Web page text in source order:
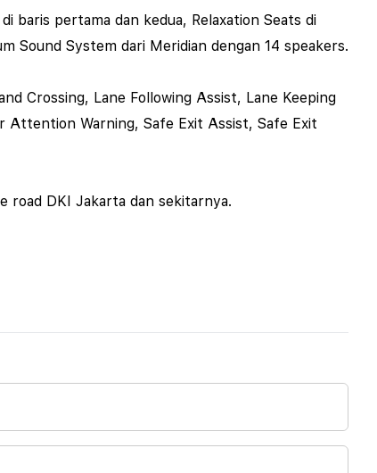
baris pertama dan kedua, Relaxation Seats di
Sound System dari Meridian dengan 14 speakers.
Crossing, Lane Following Assist, Lane Keeping
Attention Warning, Safe Exit Assist, Safe Exit
road DKI Jakarta dan sekitarnya.